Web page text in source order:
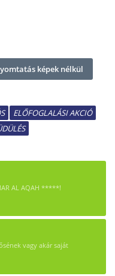
képek nélkül
ELŐFOGLALÁSI AKCIÓ
AL AQAH *****!
vagy akár saját